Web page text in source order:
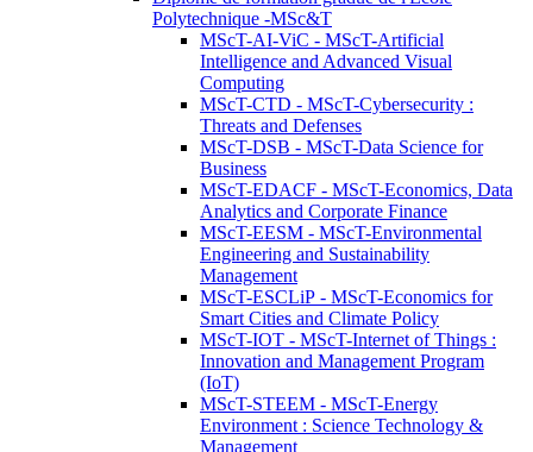
Polytechnique -MSc&T
MScT-AI-ViC - MScT-Artificial
Intelligence and Advanced Visual
Computing
MScT-CTD - MScT-Cybersecurity :
Threats and Defenses
MScT-DSB - MScT-Data Science for
Business
MScT-EDACF - MScT-Economics, Data
Analytics and Corporate Finance
MScT-EESM - MScT-Environmental
Engineering and Sustainability
Management
MScT-ESCLiP - MScT-Economics for
Smart Cities and Climate Policy
MScT-IOT - MScT-Internet of Things :
Innovation and Management Program
(IoT)
MScT-STEEM - MScT-Energy
Environment : Science Technology &
Management